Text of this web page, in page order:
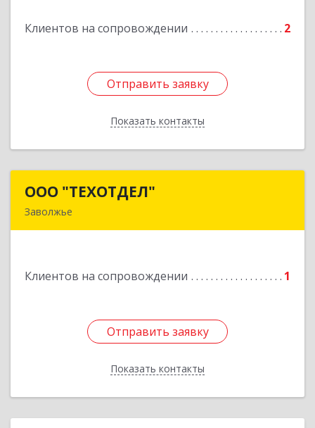
Клиентов на сопровождении 2
Отправить заявку
Показать контакты
Отправить заявку
Назад
ООО "ТЕХОТДЕЛ"
Заволжье
Клиентов на сопровождении 1
Отправить заявку
Показать контакты
Отправить заявку
Назад